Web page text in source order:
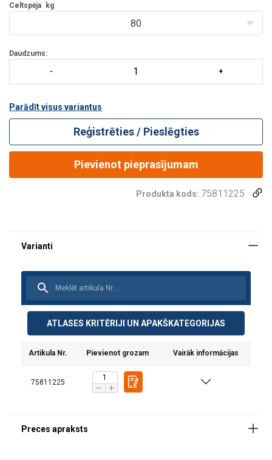
Celtspēja kg
80
Daudzums:
Parādīt visus variantus
Reģistrēties / Pieslēgties
Pievienot pieprasījumam
Produkta kods: 75811225
ATLASES KRITĒRIJI UN APAKŠKATEGORIJAS
Artikula Nr. Pievienot grozam Vairāk informācijas
75811225
Materiāls:
Marķējums:
Standarts: